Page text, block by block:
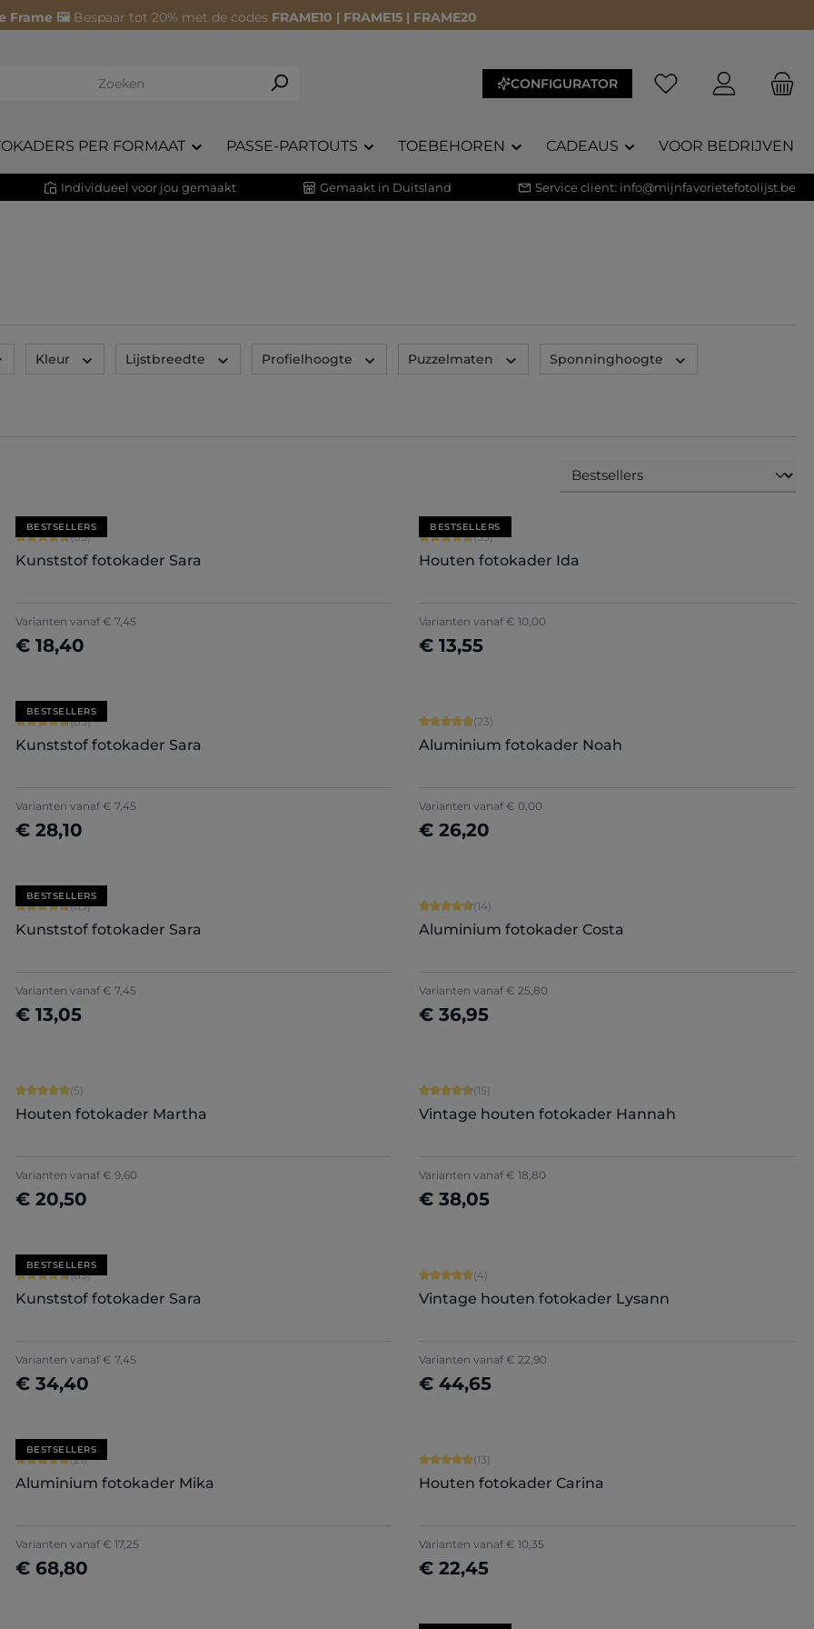
Frame 🖼️ Bespaar tot 20% met de codes FRAME10 | FRAME15 | FRAME20
CONFIGURATOR Je hebt 0 items op
PER FORMAAT PASSE-PARTOUTS TOEBEHOREN CADEAUS VOOR BEDRIJVEN
Individueel voor jou gemaakt Gemaakt in Duitsland Service client: info@mijnfavorietefotolijst.be
Kleur Lijstbreedte Profielhoogte Puzzelmaten Sponninghoogte
BESTSELLERS
Gemiddelde score van 4.71 op 5 sterren
(85)
Kunststof fotokader Sara
Varianten vanaf€ 7,45
€ 18,40
Nu configureren
BESTSELLERS
Gemiddelde score van 4.79 op 5 sterren
(33)
Houten fotokader Ida
Varianten vanaf € 10,00
€ 13,55
Nu configureren
BESTSELLERS
Gemiddelde score van 4.71 op 5 sterren
(85)
Kunststof fotokader Sara
Varianten vanaf€ 7,45
€ 28,10
Nu configureren
Gemiddelde score van 4.91 op 5 sterren
(23)
Aluminium fotokader Noah
Varianten vanaf € 0,00
€ 26,20
Nu configureren
BESTSELLERS
Gemiddelde score van 4.71 op 5 sterren
(85)
Kunststof fotokader Sara
Varianten vanaf€ 7,45
€ 13,05
Nu configureren
Gemiddelde score van 4.86 op 5 sterren
(14)
Aluminium fotokader Costa
Varianten vanaf € 25,80
€ 36,95
Nu configureren
Gemiddelde score van 5 op 5 sterren
(5)
Houten fotokader Martha
Varianten vanaf€ 9,60
€ 20,50
Nu configureren
Gemiddelde score van 4.87 op 5 sterren
(15)
Vintage houten fotokader Hannah
Varianten vanaf € 18,80
€ 38,05
Nu configureren
BESTSELLERS
Gemiddelde score van 4.71 op 5 sterren
(85)
Kunststof fotokader Sara
Varianten vanaf€ 7,45
€ 34,40
Nu configureren
Gemiddelde score van 5 op 5 sterren
(4)
Vintage houten fotokader Lysann
Varianten vanaf € 22,90
€ 44,65
Nu configureren
BESTSELLERS
Gemiddelde score van 5 op 5 sterren
(21)
Aluminium fotokader Mika
Varianten vanaf€ 17,25
€ 68,80
Nu configureren
Gemiddelde score van 5 op 5 sterren
(13)
Houten fotokader Carina
Varianten vanaf € 10,35
€ 22,45
Nu configureren